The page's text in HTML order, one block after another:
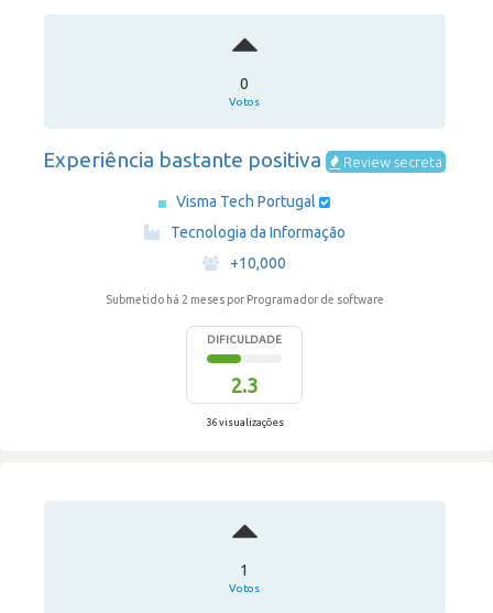
0
Votos
Experiência bastante positiva Review secreta
Visma Tech Portugal
Tecnologia da Informação
·
+10,000
Submetido há 2 meses por Programador de software
DIFICULDADE
2.3
36 visualizações
1
Votos